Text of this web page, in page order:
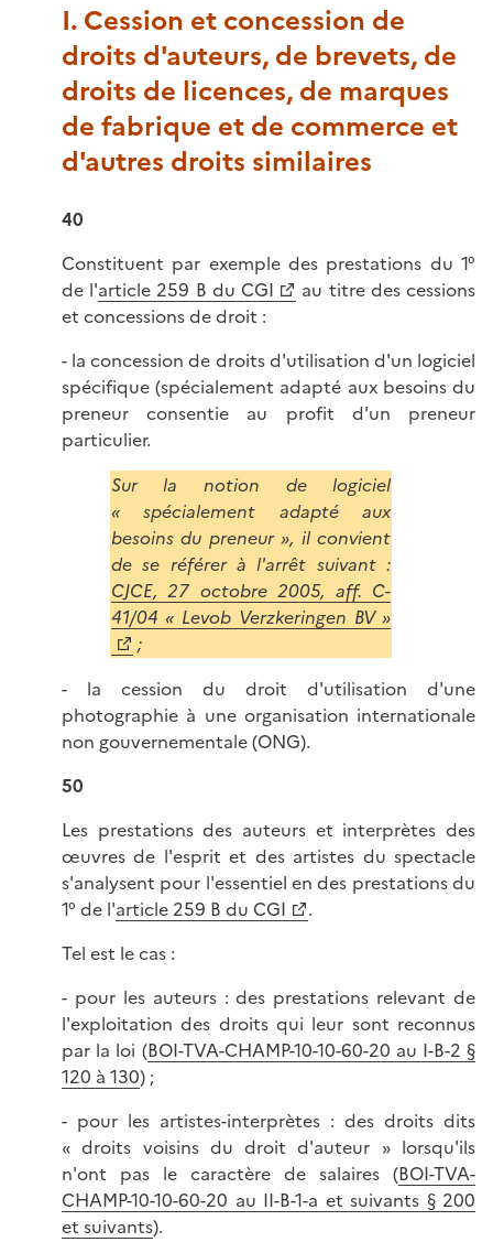
I. Cession et concession de
droits d'auteurs, de brevets, de
droits de licences, de marques
de fabrique et de commerce et
d'autres droits similaires
40
Constituent par exemple des prestations du 1°
de l'article 259 B du CGI
au titre des cessions
et concessions de droit :
- la concession de droits d'utilisation d'un logiciel
spécifique (spécialement adapté aux besoins du
preneur consentie au profit d'un preneur
particulier.
Sur la notion de logiciel
« spécialement adapté aux
besoins du preneur », il convient
de se référer à l'arrêt suivant :
CJCE, 27 octobre 2005, aff. C-
41/04 « Levob Verzkeringen BV »
;
- la cession du droit d'utilisation d'une
photographie à une organisation internationale
non gouvernementale (ONG).
50
Les prestations des auteurs et interprètes des
œuvres de l'esprit et des artistes du spectacle
s'analysent pour l'essentiel en des prestations du
1° de l'article 259 B du CGI
.
Tel est le cas :
- pour les auteurs : des prestations relevant de
l'exploitation des droits qui leur sont reconnus
par la loi (BOI-TVA-CHAMP-10-10-60-20 au I-B-2 §
120 à 130) ;
- pour les artistes-interprètes : des droits dits
« droits voisins du droit d'auteur » lorsqu'ils
n'ont pas le caractère de salaires (BOI-TVA-
CHAMP-10-10-60-20 au II-B-1-a et suivants § 200
et suivants).